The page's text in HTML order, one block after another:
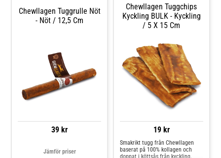
Chewllagen Tuggrulle Nöt
- Nöt / 12,5 Cm
39 kr
Jämför priser
Chewllagen Tuggchips
Kyckling BULK - Kyckling
/ 5 X 15 Cm
19 kr
Smakrikt tugg från Chewllagen
baserat på 100% kollagen och
doppat i köttsås från kyckling.